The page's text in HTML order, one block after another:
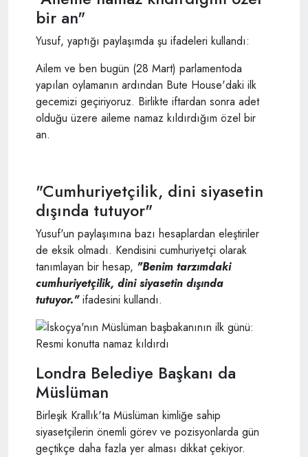
bir an"
Yusuf, yaptığı paylaşımda şu ifadeleri kullandı:
Ailem ve ben bugün (28 Mart) parlamentoda
yapılan oylamanın ardından Bute House'daki ilk
gecemizi geçiriyoruz. Birlikte iftardan sonra adet
olduğu üzere aileme namaz kıldırdığım özel bir
an.
"Cumhuriyetçilik, dini siyasetin
dışında tutuyor"
Yusuf'un paylaşımına bazı hesaplardan eleştiriler
de eksik olmadı. Kendisini cumhuriyetçi olarak
tanımlayan bir hesap, "Benim tarzımdaki
cumhuriyetçilik, dini siyasetin dışında
tutuyor."ifadesini kullandı.
Londra Belediye Başkanı da
Müslüman
Birleşik Krallık'ta Müslüman kimliğe sahip
siyasetçilerin önemli görev ve pozisyonlarda gün
geçtikçe daha fazla yer alması dikkat çekiyor.